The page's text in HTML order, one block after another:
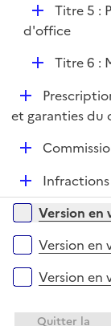
e
r
D
é
i
e
r
Titre 5 :
d'office
D
p
l
i
e
r
Titre 6 :
D
é
r
et garanties du
D
e
D
é
p
e
Versions sur la
Version en
Version en
Version en
Quitter la